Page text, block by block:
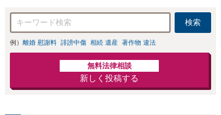
間面談可】
検索
例） 離婚 慰謝料 誹謗中傷 相続 遺産 著作物 違法
無料法律相談
新しく投稿する